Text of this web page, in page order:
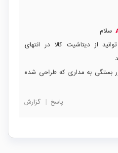
سلام
از دیتاشیت کالا در انتهای
بستگی به مداری که طراحی شده
پاسخ | گزارش